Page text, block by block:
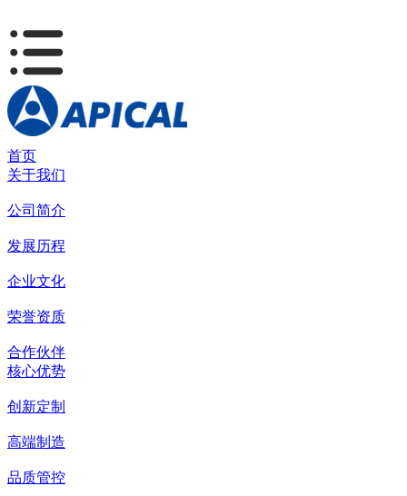
首页
关于我们
公司简介
发展历程
企业文化
荣誉资质
合作伙伴
核心优势
创新定制
高端制造
品质管控